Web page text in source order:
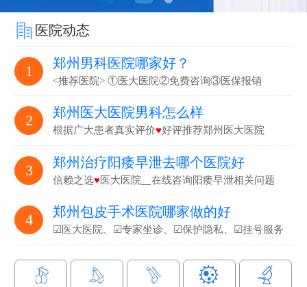
医院动态
1 郑州男科医院哪家好？
<推荐医院> ①医大医院②免费咨询③医保报销
2 郑州医大医院男科怎么样
根据广大患者真实评价♥好评推荐郑州医大医院
3 郑州治疗阳痿早泄去哪个医院好
信赖之选♥医大医院▁在线咨询阳痿早泄相关问题
4 郑州包皮手术医院哪家做的好
☑医大医院、☑专家坐诊、☑保护隐私、☑挂号服务